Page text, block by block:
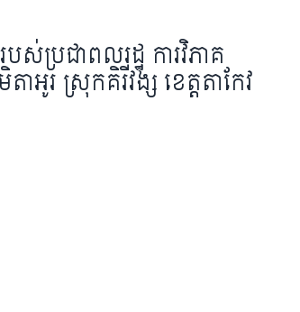
ស់ប្រជាពលរដ្ឋ ការវិភាគ
ស្រុកគិរីវង្ស ខេត្តតាកែវ